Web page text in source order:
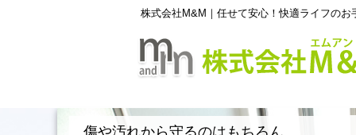
株式会社M&M｜任せて安心！快適ライフのお
傷や汚れから守るのはもちろん